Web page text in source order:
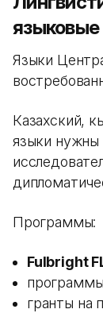
Языки
Казахский,
языки
Программы:
Fulbright
программы
гранты на